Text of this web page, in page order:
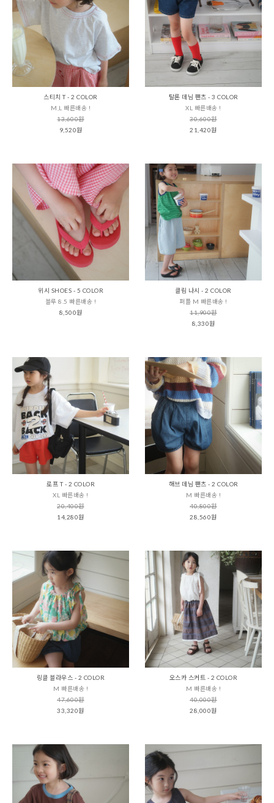
스티치 T - 2 COLOR
M,L 빠른배송 !
13,600원
9,520원
탈론 데님 팬츠 - 3 COLOR
XL 빠른배송 !
30,600원
21,420원
위시 SHOES - 5 COLOR
블루 8.5 빠른배송 !
8,500원
클림 나시 - 2 COLOR
퍼플 M 빠른배송 !
11,900원
8,330원
로프 T - 2 COLOR
XL 빠른배송 !
20,400원
14,280원
해브 데님 팬츠 - 2 COLOR
M 빠른배송 !
40,800원
28,560원
링클 블라우스 - 2 COLOR
M 빠른배송 !
47,600원
33,320원
오스카 스커트 - 2 COLOR
M 빠른배송 !
40,000원
28,000원